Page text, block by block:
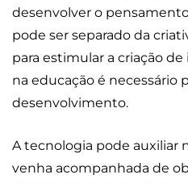
desenvolver o
pode ser separado da
para estimular a criação
na educação é necessário
desenvolvimento.
A tecnologia pode auxiliar
venha acompanhada de